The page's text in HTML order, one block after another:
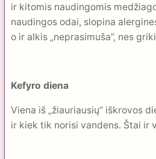
ir kitomis naudingomis
naudingos odai, slopina
o ir alkis „neprasimuša”, nes
Kefyro diena
Viena iš „žiauriausių” iškrovos
ir kiek tik norisi vandens. Štai ir